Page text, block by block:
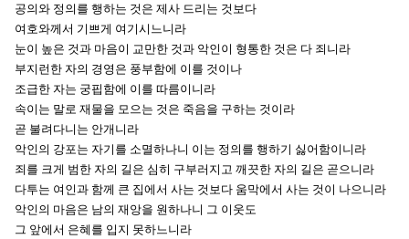
공의와 정의를 행하는 것은 제사 드리는 것보다
여호와께서 기쁘게 여기시느니라
눈이 높은 것과 마음이 교만한 것과 악인이 형통한 것은 다 죄니라
부지런한 자의 경영은 풍부함에 이를 것이나
조급한 자는 궁핍함에 이를 따름이니라
속이는 말로 재물을 모으는 것은 죽음을 구하는 것이라
곧 불려다니는 안개니라
악인의 강포는 자기를 소멸하나니 이는 정의를 행하기 싫어함이니라
죄를 크게 범한 자의 길은 심히 구부러지고 깨끗한 자의 길은 곧으니라
다투는 여인과 함께 큰 집에서 사는 것보다 움막에서 사는 것이 나으니라
악인의 마음은 남의 재앙을 원하나니 그 이웃도
그 앞에서 은혜를 입지 못하느니라